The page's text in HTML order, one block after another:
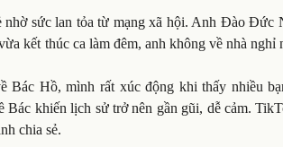
sức lan tỏa từ mạng xã hội. Anh Đào Đức
kết thúc ca làm đêm, anh không về nhà nghỉ
Bác Hồ, mình rất xúc động khi thấy nhiều
khiến lịch sử trở nên gần gũi, dễ cảm.
chia sẻ.